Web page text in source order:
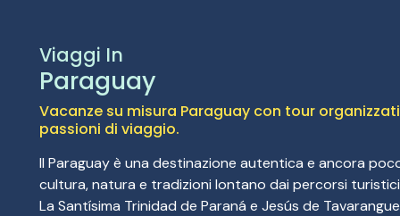
Viaggi In
Paraguay
Vacanze su misura Paraguay con tour
passioni di viaggio.
Il Paraguay è una destinazione autentica e ancora
cultura, natura e tradizioni lontano dai percorsi
La Santísima Trinidad de Paraná e Jesús de